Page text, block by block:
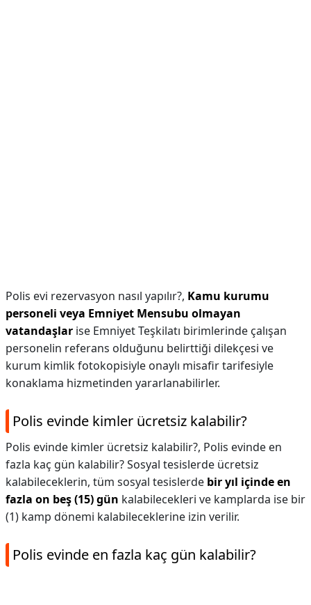
Polis evi rezervasyon nasıl yapılır?, Kamu kurumu
personeli veya Emniyet Mensubu olmayan
vatandaşlar ise Emniyet Teşkilatı birimlerinde çalışan
personelin referans olduğunu belirttiği dilekçesi ve
kurum kimlik fotokopisiyle onaylı misafir tarifesiyle
konaklama hizmetinden yararlanabilirler.
Polis evinde kimler ücretsiz kalabilir?
Polis evinde kimler ücretsiz kalabilir?, Polis evinde en
fazla kaç gün kalabilir? Sosyal tesislerde ücretsiz
kalabileceklerin, tüm sosyal tesislerde bir yıl içinde en
fazla on beş (15) gün kalabilecekleri ve kamplarda ise bir
(1) kamp dönemi kalabileceklerine izin verilir.
Polis evinde en fazla kaç gün kalabilir?